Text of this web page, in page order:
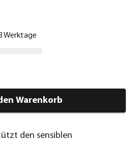
Werktage
Warenkorb
den sensiblen